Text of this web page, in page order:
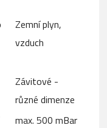
Zemní plyn,
vzduch
Závitové -
různé dimenze
max. 500 mBar